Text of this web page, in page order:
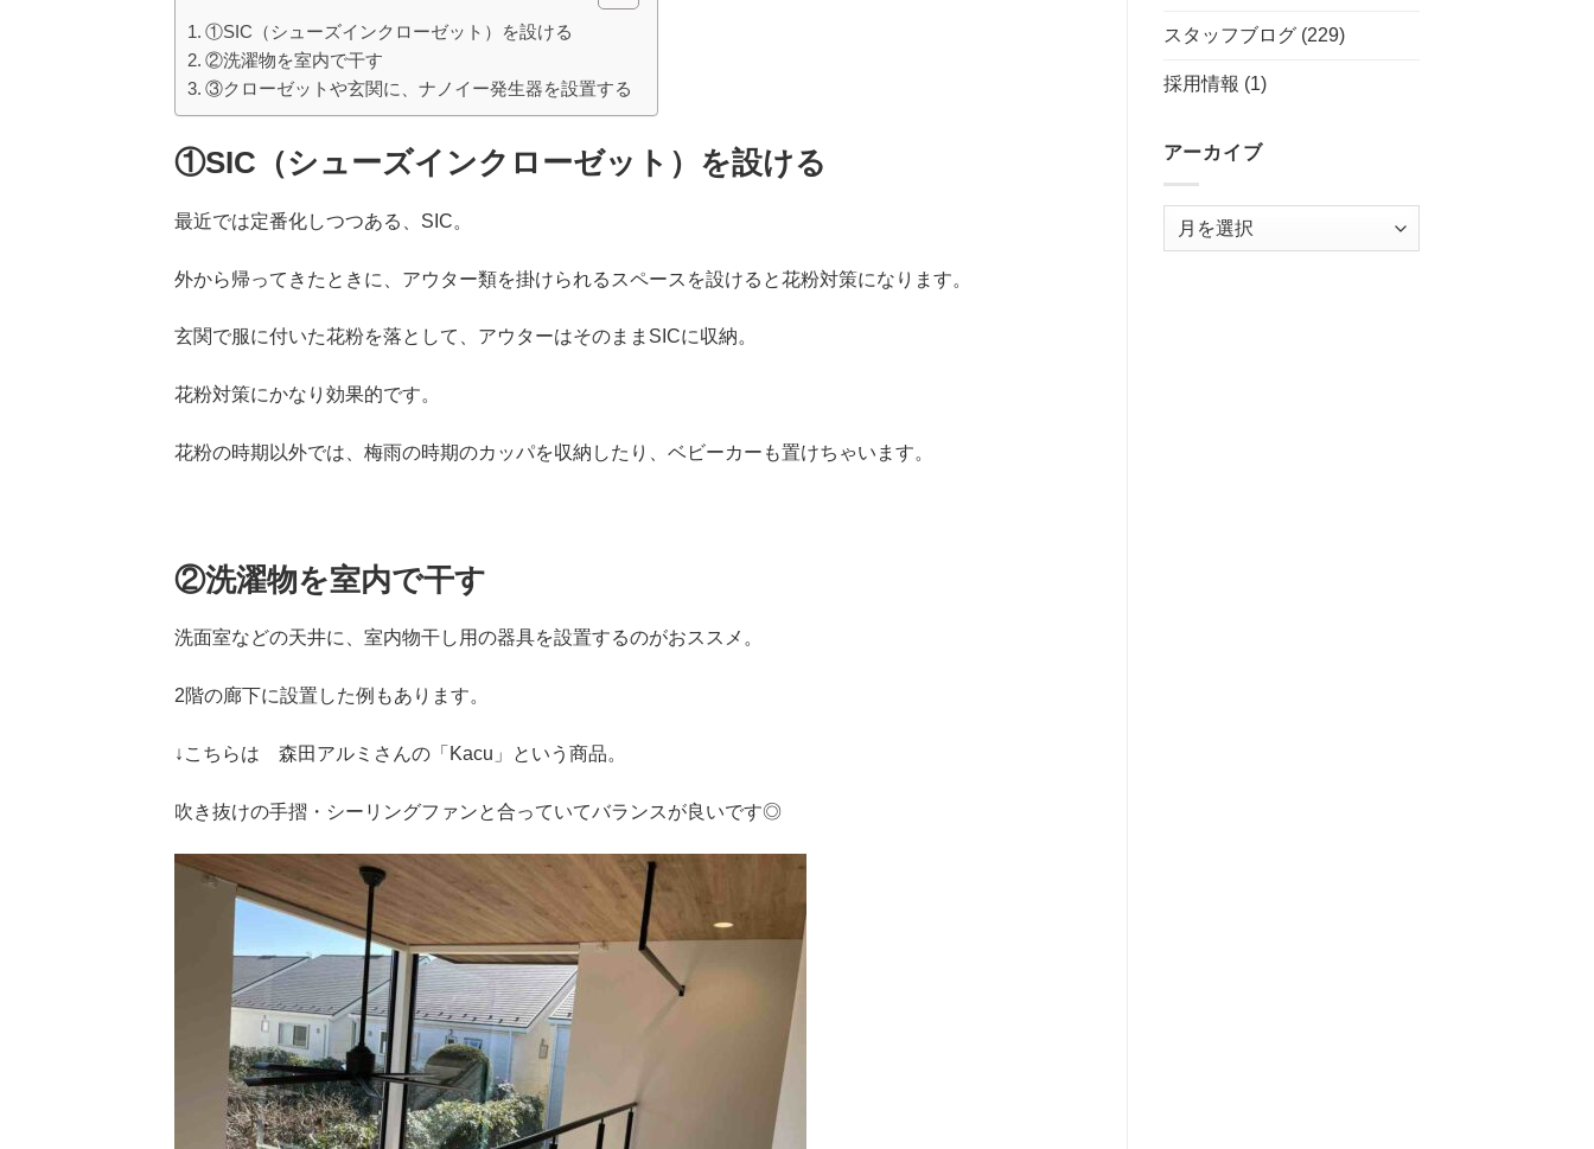
①SIC（シューズインクローゼット）を設ける
②洗濯物を室内で干す
③クローゼットや玄関に、ナノイー発生器を設置する
①SIC（シューズインクローゼット）を設ける
最近では定番化しつつある、SIC。
外から帰ってきたときに、アウター類を掛けられるスペースを設けると花粉対策になります。
玄関で服に付いた花粉を落として、アウターはそのままSICに収納。
花粉対策にかなり効果的です。
花粉の時期以外では、梅雨の時期のカッパを収納したり、ベビーカーも置けちゃいます。
②洗濯物を室内で干す
洗面室などの天井に、室内物干し用の器具を設置するのがおススメ。
2階の廊下に設置した例もあります。
↓こちらは 森田アルミさんの「Kacu」という商品。
吹き抜けの手摺・シーリングファンと合っていてバランスが良いです◎
スタッフブログ(229)
採用情報 (1)
アーカイブ
ー